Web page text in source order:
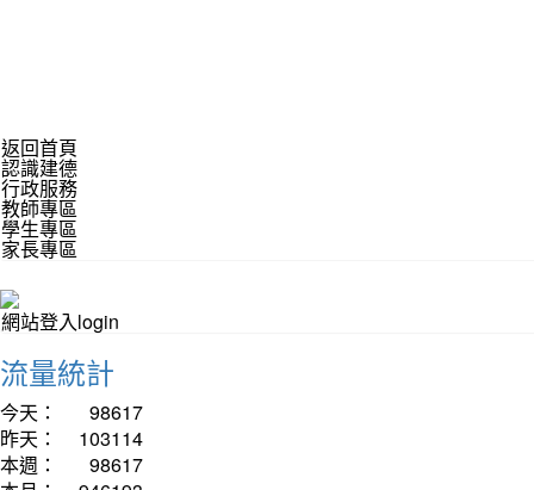
返回首頁
認識建德
行政服務
教師專區
學生專區
家長專區
網站登入login
流量統計
今天：
98617
昨天：
103114
本週：
98617